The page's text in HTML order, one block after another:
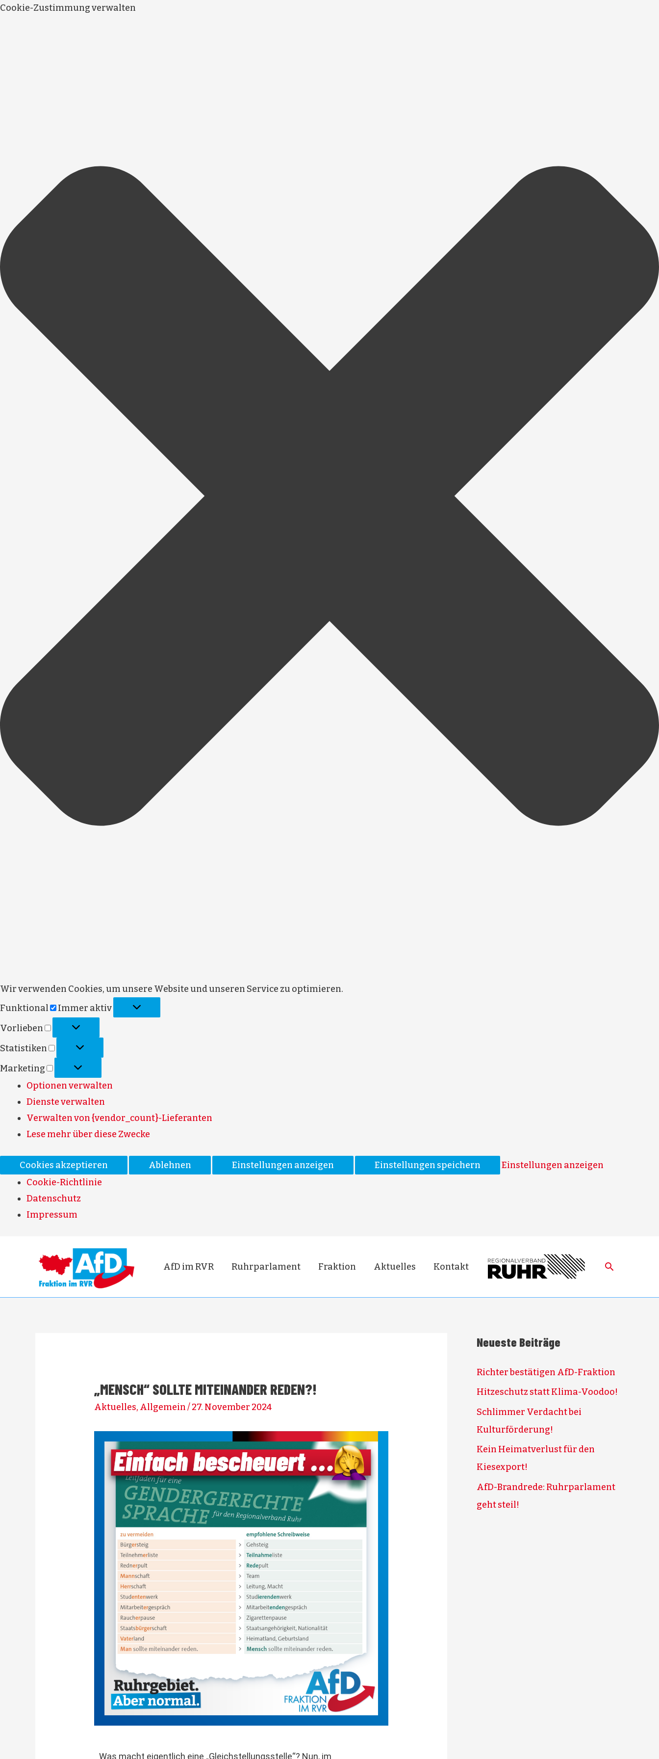
Cookie-Zustimmung verwalten
Wir verwenden Cookies, um unsere Website und unseren Service zu optimieren.
Funktional
Immer aktiv
Vorlieben
Statistiken
Marketing
Optionen verwalten
Dienste verwalten
Verwalten von {vendor_count}-Lieferanten
Lese mehr über diese Zwecke
Cookies akzeptieren Ablehnen Einstellungen anzeigen Einstellungen speichern
Einstellungen anzeigen
Cookie-Richtlinie
Datenschutz
Impressum
AfD im RVR Ruhrparlament Fraktion Aktuelles Kontakt
„MENSCH“ SOLLTE MITEINANDER REDEN?!
Aktuelles, Allgemein/27. November 2024
Was macht eigentlich eine „Gleichstellungsstelle“? Nun, im
Neueste Beiträge
Richter bestätigen AfD-Fraktion
Hitzeschutz statt Klima-Voodoo!
Schlimmer Verdacht bei
Kulturförderung!
Kein Heimatverlust für den
Kiesexport!
AfD-Brandrede: Ruhrparlament
geht steil!